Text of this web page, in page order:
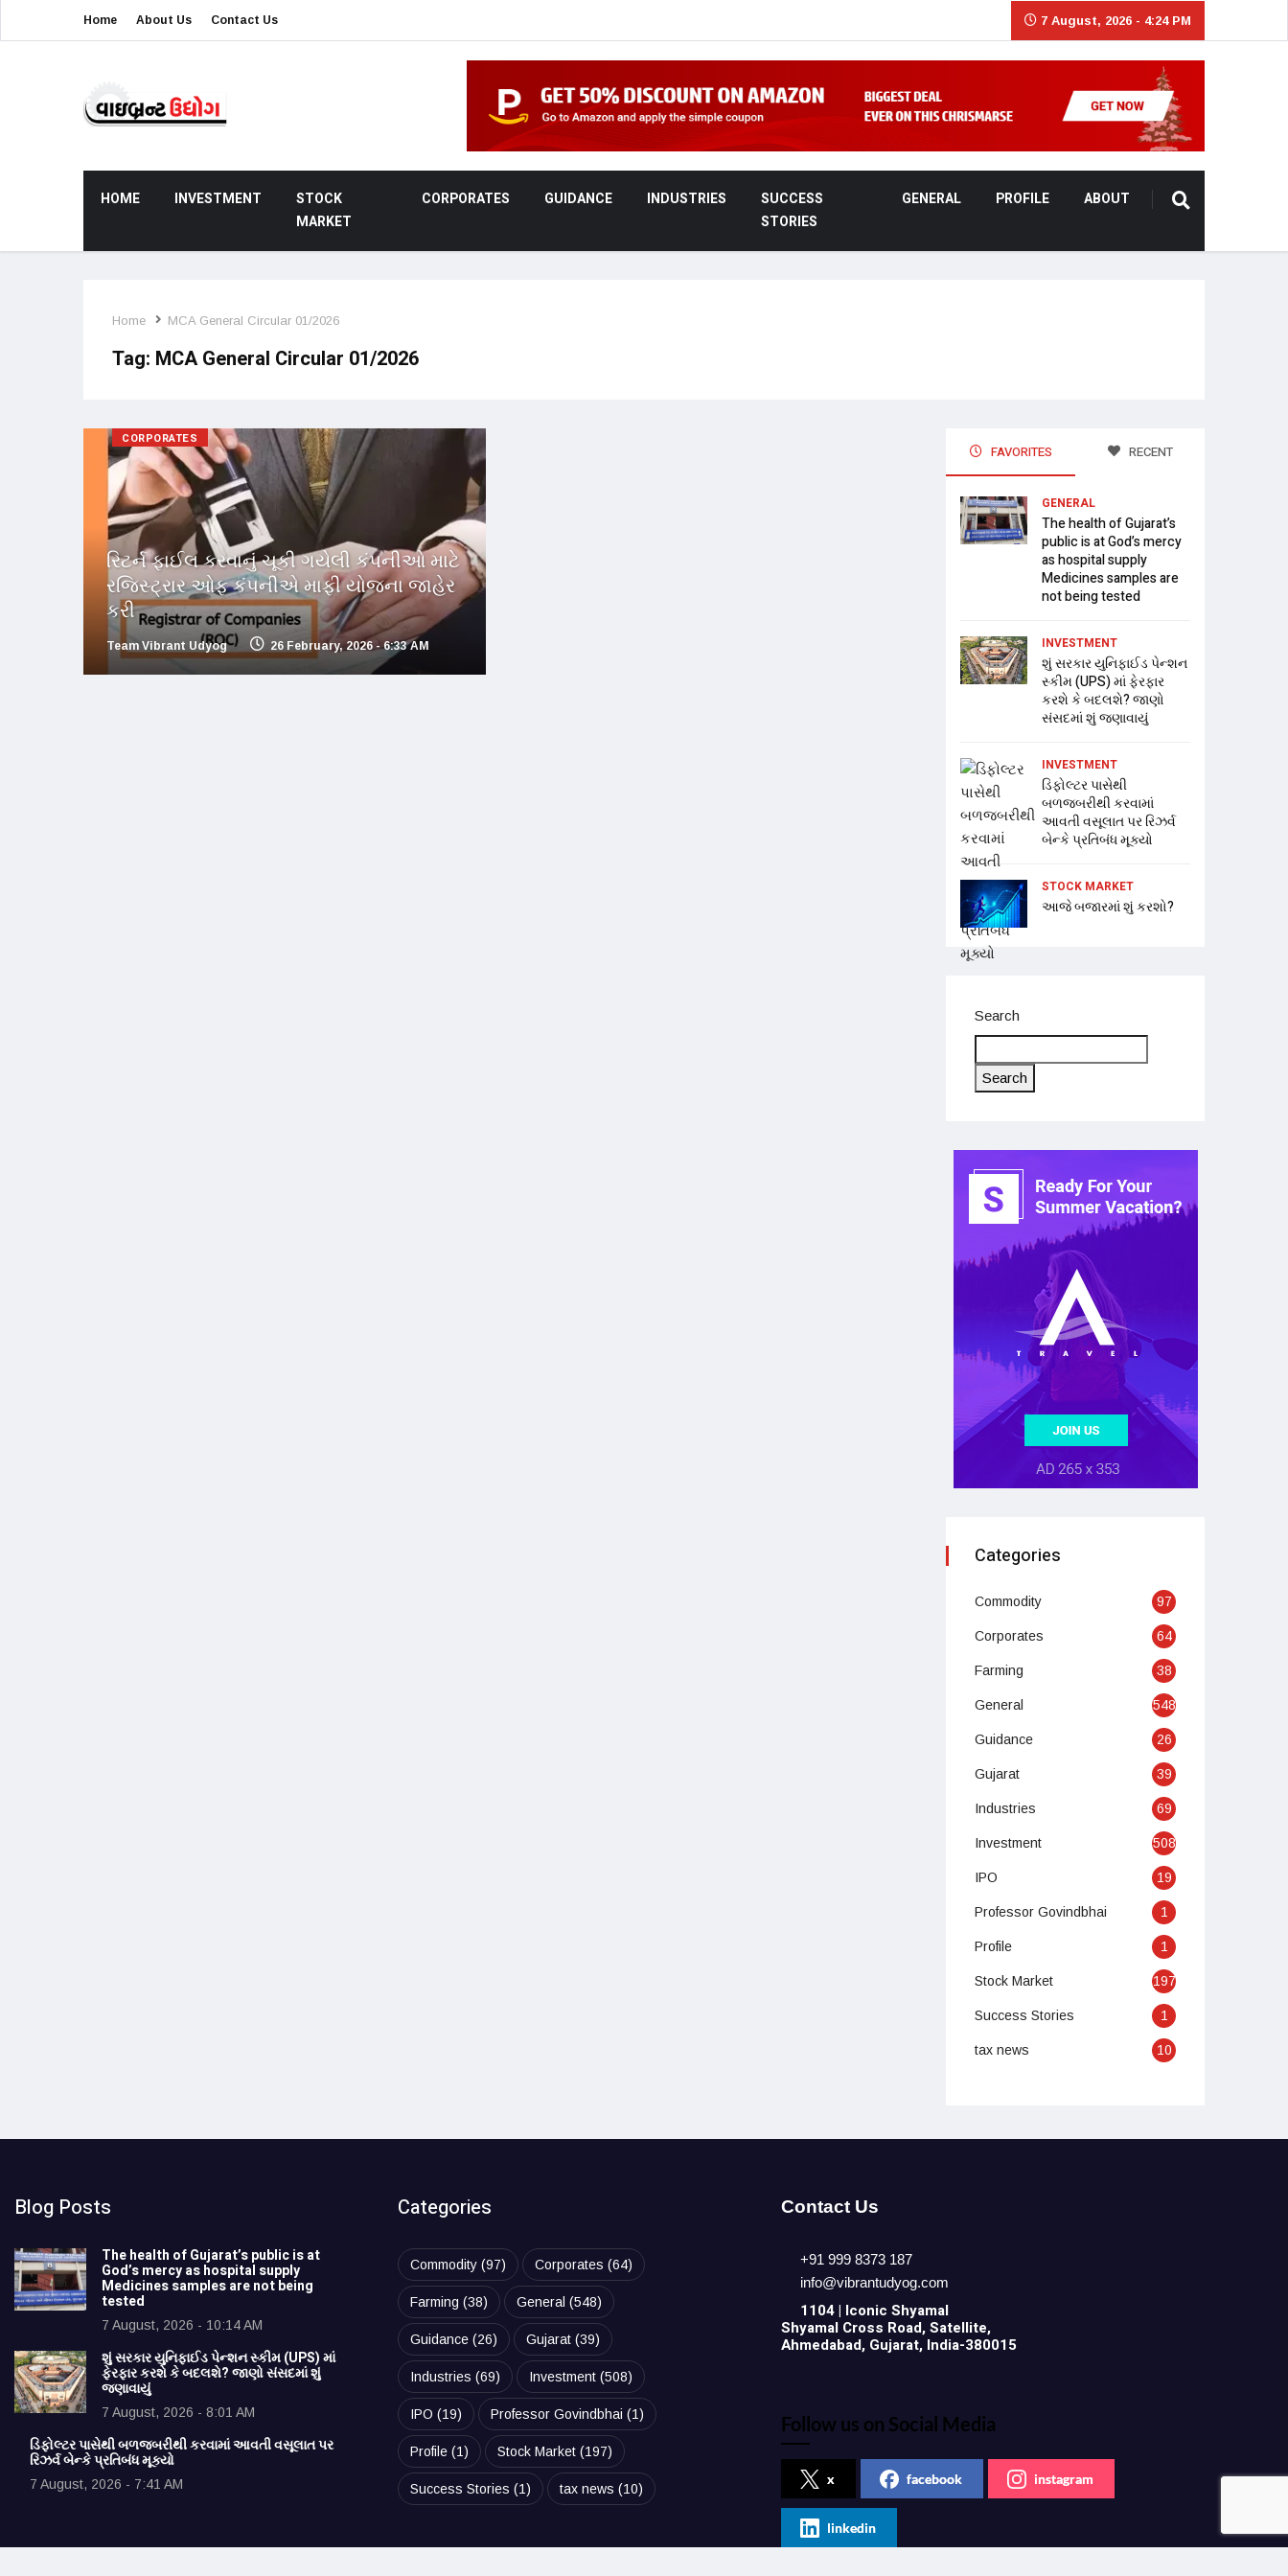
Home About Us Contact Us 7 August, 2026 - 4:24 PM
HOME INVESTMENT
STOCK
MARKET
CORPORATES GUIDANCE INDUSTRIES
SUCCESS
STORIES
GENERAL PROFILE ABOUT
Home MCA General Circular 01/2026
Tag: MCA General Circular 01/2026
CORPORATES
રિટર્ન ફાઈલ કરવાનું ચૂકી ગયેલી કંપનીઓ માટે
રજિસ્ટ્રાર ઓફ કંપનીએ માફી યોજના જાહેર
કરી
Team Vibrant Udyog 26 February, 2026 - 6:33 AM
FAVORITES RECENT
GENERAL
The health of Gujarat’s
public is at God’s mercy
as hospital supply
Medicines samples are
not being tested
INVESTMENT
શું સરકાર યુનિફાઈડ પેન્શન
સ્કીમ (UPS) માં ફેરફાર
કરશે કે બદલશે? જાણો
સંસદમાં શું જણાવાયું
INVESTMENT
ડિફોલ્ટર પાસેથી
બળજબરીથી કરવામાં
આવતી વસૂલાત પર રિઝર્વ
બેન્કે પ્રતિબંધ મૂક્યો
STOCK MARKET
આજે બજારમાં શું કરશો?
Search
Search
Categories
Commodity 97
Corporates 64
Farming 38
General 548
Guidance 26
Gujarat 39
Industries 69
Investment 508
IPO 19
Professor Govindbhai 1
Profile 1
Stock Market 197
Success Stories 1
tax news 10
Blog Posts
The health of Gujarat’s public is at
God’s mercy as hospital supply
Medicines samples are not being
tested
7 August, 2026 - 10:14 AM
શું સરકાર યુનિફાઈડ પેન્શન સ્કીમ (UPS) માં
ફેરફાર કરશે કે બદલશે? જાણો સંસદમાં શું
જણાવાયું
7 August, 2026 - 8:01 AM
ડિફોલ્ટર પાસેથી બળજબરીથી કરવામાં આવતી વસૂલાત પર
રિઝર્વ બેન્કે પ્રતિબંધ મૂક્યો
7 August, 2026 - 7:41 AM
Categories
Commodity(97) Corporates (64)
Farming (38) General (548)
Guidance(26) Gujarat(39)
Industries (69) Investment(508)
IPO (19) Professor Govindbhai (1)
Profile(1) Stock Market(197)
Success Stories (1) tax news (10)
Contact Us
+91 999 8373 187
info@vibrantudyog.com
1104 | Iconic Shyamal
Shyamal Cross Road, Satellite,
Ahmedabad, Gujarat, India-380015
Follow us on Social Media
x facebook instagram
linkedin